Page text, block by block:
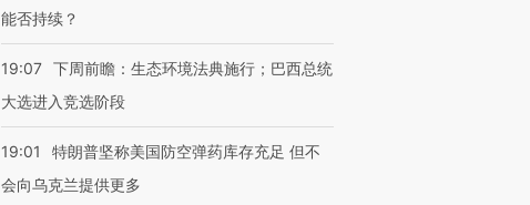
能否持续？
19:07 下周前瞻：生态环境法典施行；巴西总统
大选进入竞选阶段
19:01
特朗普坚称美国防空弹药库存充足 但不
会向乌克兰提供更多